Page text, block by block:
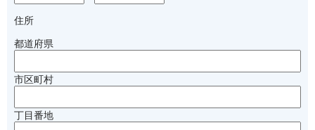
住所
都道府県
市区町村
丁目番地